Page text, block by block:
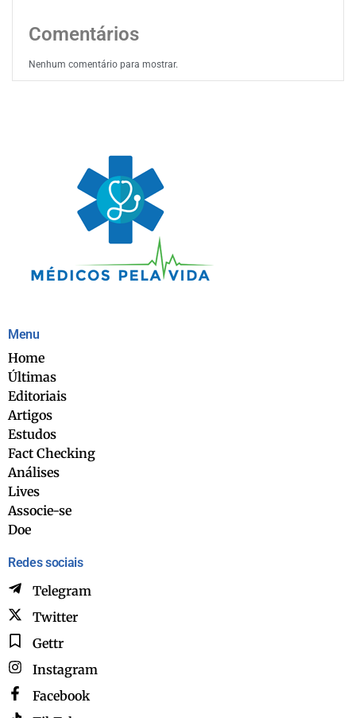
Comentários
Nenhum comentário para mostrar.
Menu
Home
Últimas
Editoriais
Artigos
Estudos
Fact Checking
Análises
Lives
Associe-se
Doe
Redes sociais
Telegram
Twitter
Gettr
Instagram
Facebook